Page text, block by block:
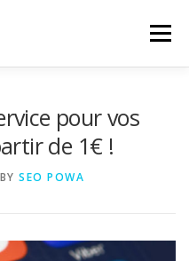
Menu
pour vos
de 1€ !
BY SEO POWA